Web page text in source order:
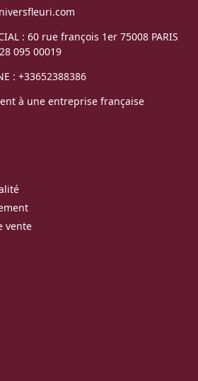
: 60 rue françois 1er 75008 PARIS
095 00019
: +33652388386
à une entreprise française
vente